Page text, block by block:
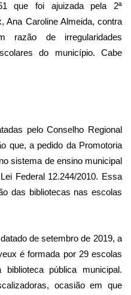
que foi ajuizada pela 2ª
Ana Caroline Almeida, contra
razão de irregularidades
do município. Cabe
pelo Conselho Regional
que, a pedido da Promotoria
sistema de ensino municipal
Federal 12.244/2010. Essa
das bibliotecas nas escolas
de setembro de 2019, a
é formada por 29 escolas
pública municipal.
ocasião em que